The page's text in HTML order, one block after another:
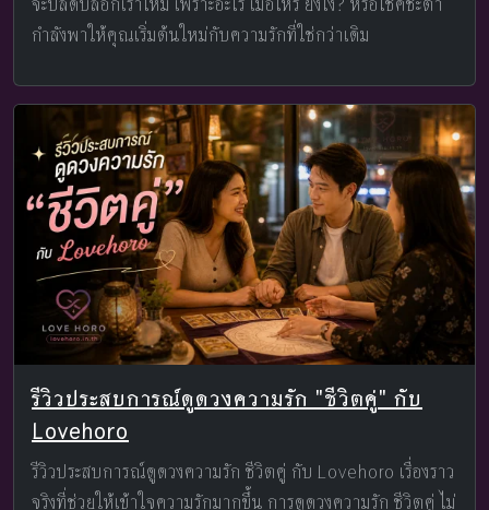
กำลังพาให้คุณเริ่มต้นใหม่กับความรักที่ใช่กว่าเดิม
รีวิวประสบการณ์ดูดวงความรัก "ชีวิตคู่" กับ
Lovehoro
รีวิวประสบการณ์ดูดวงความรัก ชีวิตคู่ กับ Lovehoro เรื่องราว
จริงที่ช่วยให้เข้าใจความรักมากขึ้น การดูดวงความรัก ชีวิตคู่ ไม่